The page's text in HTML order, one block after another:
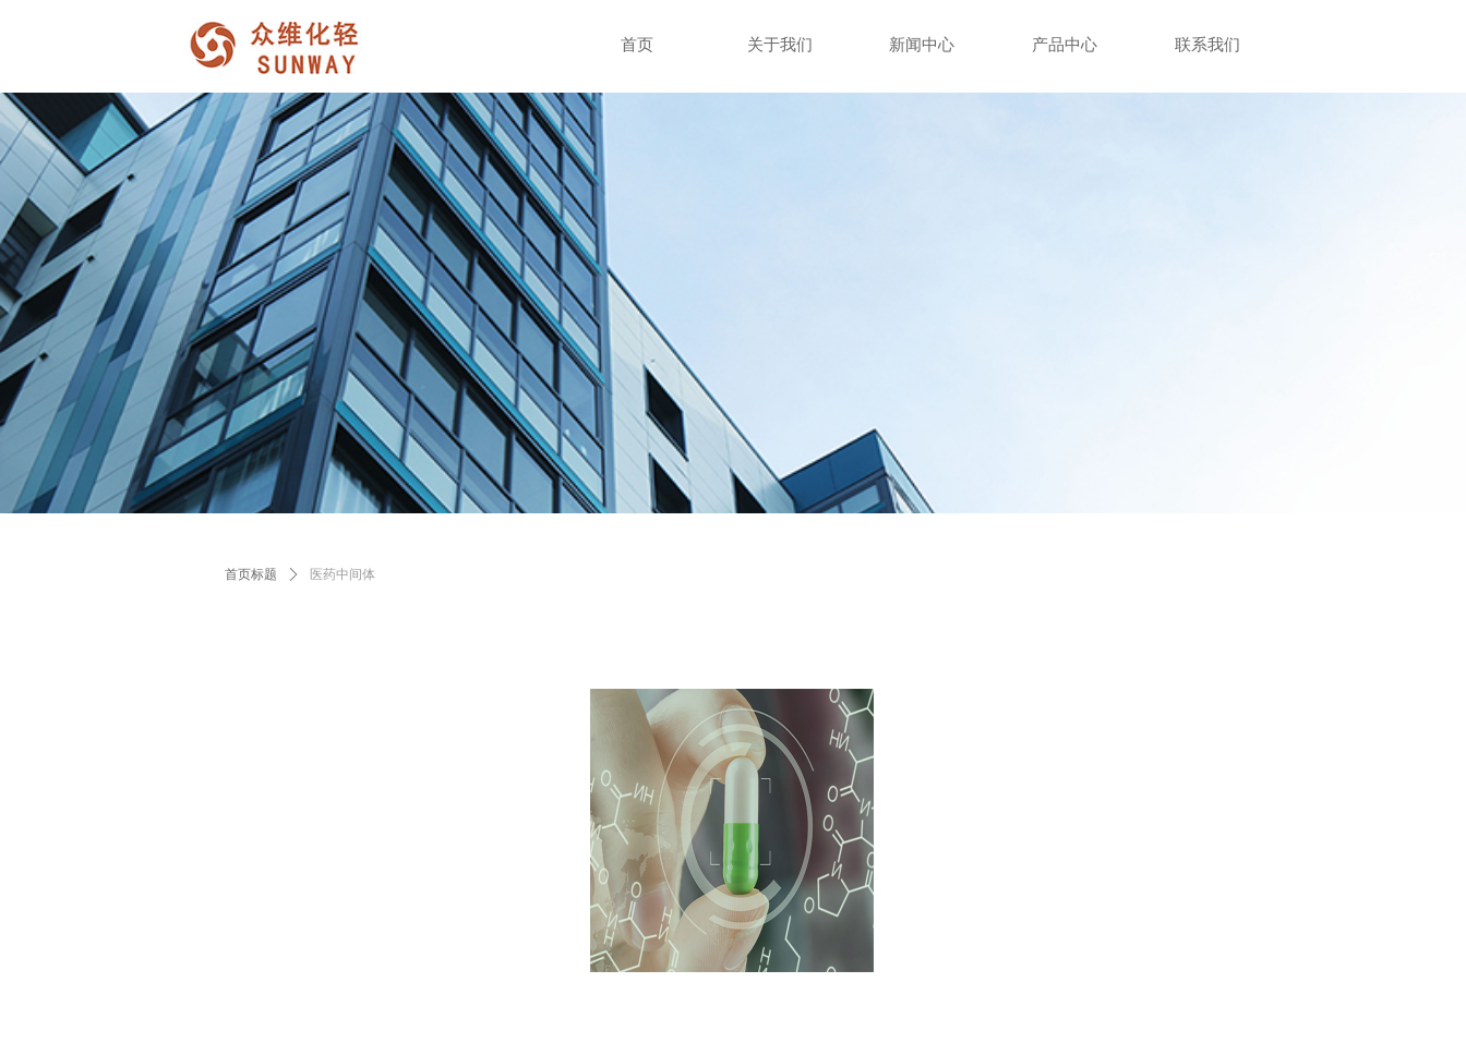
首页 关于我们 新闻中心 产品中心 联系我们
首页标题 ꄲ 医药中间体